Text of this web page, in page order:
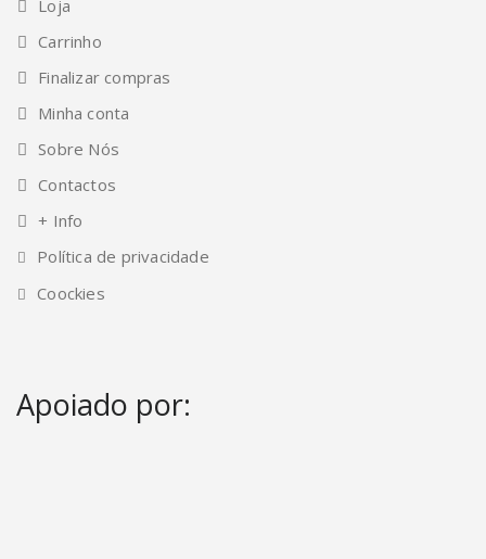
Loja
Carrinho
Finalizar compras
Minha conta
Sobre Nós
Contactos
+ Info
Política de privacidade
Coockies
Apoiado por: